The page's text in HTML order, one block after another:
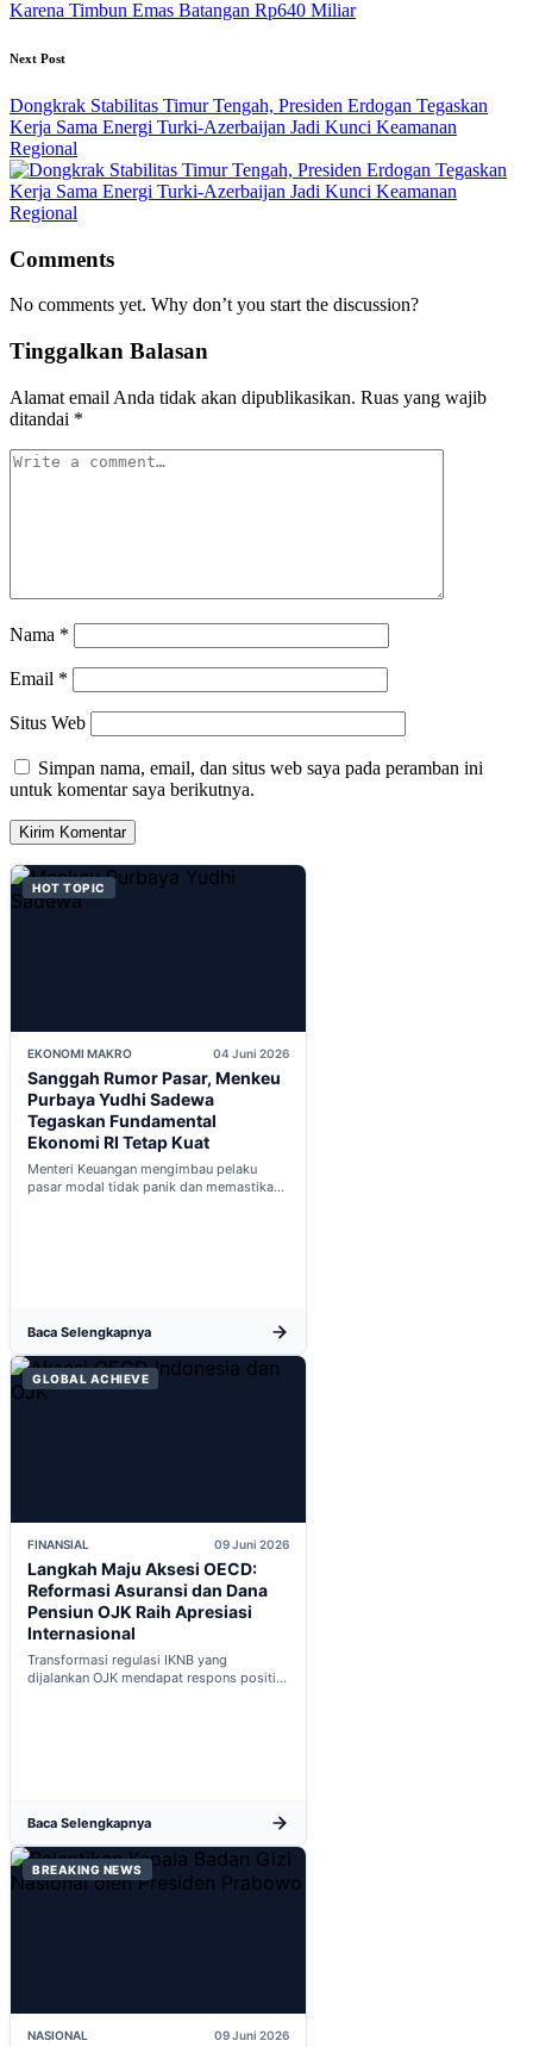
Karena Timbun Emas Batangan Rp640 Miliar
Next Post
Dongkrak Stabilitas Timur Tengah, Presiden Erdogan Tegaskan
Kerja Sama Energi Turki-Azerbaijan Jadi Kunci Keamanan
Regional
Comments
No comments yet. Why don’t you start the discussion?
Tinggalkan Balasan
Alamat email Anda tidak akan dipublikasikan. Ruas yang wajib
ditandai *
Nama *
Email *
Situs Web
Simpan nama, email, dan situs web saya pada peramban ini
untuk komentar saya berikutnya.
HOT TOPIC
EKONOMI MAKRO 04 Juni 2026
Sanggah Rumor Pasar, Menkeu
Purbaya Yudhi Sadewa
Tegaskan Fundamental
Ekonomi RI Tetap Kuat
Menteri Keuangan mengimbau pelaku
pasar modal tidak panik dan memastikan
Baca Selengkapnya
GLOBAL ACHIEVE
FINANSIAL 09 Juni 2026
Langkah Maju Aksesi OECD:
Reformasi Asuransi dan Dana
Pensiun OJK Raih Apresiasi
Internasional
Transformasi regulasi IKNB yang
dijalankan OJK mendapat respons positif
Baca Selengkapnya
BREAKING NEWS
NASIONAL 09 Juni 2026